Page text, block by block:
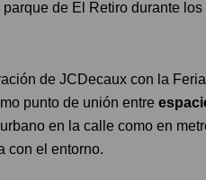
de El Retiro durante
de JCDecaux con la
punto de unión entre
en la calle como en
con el entorno.